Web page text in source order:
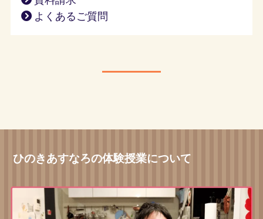
よくあるご質問
ひのきあすなろの体験授業について